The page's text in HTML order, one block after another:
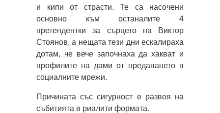
и кипи от страсти. Те са насочени
основно към останалите 4
претендентки за сърцето на Виктор
Стоянов, а нещата тези дни ескалираха
дотам, че вече започнаха да хакват и
профилите на дами от предаването в
социалните мрежи.
Причината със сигурност е развоя на
събитията в риалити формата.